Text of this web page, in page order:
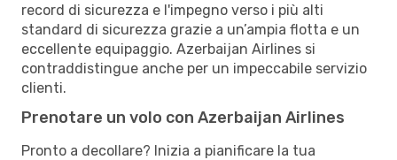
record di sicurezza e l'impegno verso i più alti
standard di sicurezza grazie a un’ampia flotta e un
eccellente equipaggio. Azerbaijan Airlines si
contraddistingue anche per un impeccabile servizio
clienti.
Prenotare un volo con Azerbaijan Airlines
Pronto a decollare? Inizia a pianificare la tua